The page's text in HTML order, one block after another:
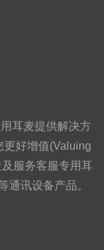
耳麦提供解决方
更好增值(Valuing
服务客服专用耳
通讯设备产品。